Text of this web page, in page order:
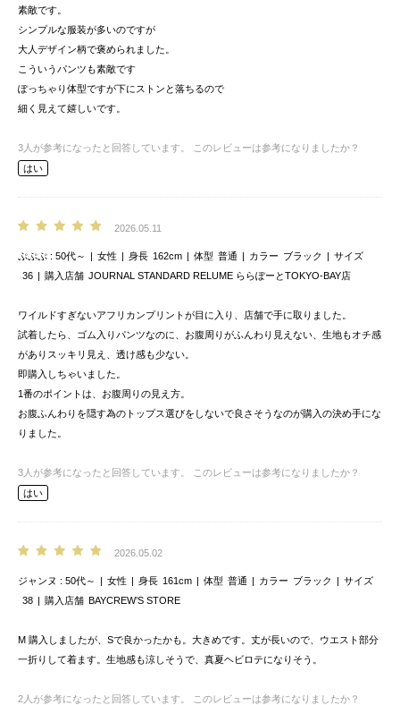
素敵です。
シンプルな服装が多いのですが
大人デザイン柄で褒められました。
こういうパンツも素敵です
ぽっちゃり体型ですが下にストンと落ちるので
細く見えて嬉しいです。
3 人が参考になったと回答しています。
このレビューは参考になりましたか？
はい
2026.05.11
ぷぷぷ 50代～ 女性 身長 162cm 体型 普通 カラー ブラック
サイズ
36
購入店舗 JOURNAL STANDARD RELUME ららぽーとTOKYO-BAY店
ワイルドすぎないアフリカンプリントが目に入り、店舗で手に取りました。
試着したら、ゴム入りパンツなのに、お腹周りがふんわり見えない、生地もオチ感
がありスッキリ見え、透け感も少ない。
即購入しちゃいました。
1番のポイントは、お腹周りの見え方。
お腹ふんわりを隠す為のトップス選びをしないで良さそうなのが購入の決め手にな
りました。
3 人が参考になったと回答しています。
このレビューは参考になりましたか？
はい
2026.05.02
ジャンヌ 50代～ 女性 身長 161cm 体型 普通 カラー ブラック
サイズ
38
購入店舗 BAYCREW’S STORE
M 購入しましたが、Sで良かったかも。大きめです。丈が長いので、ウエスト部分
一折りして着ます。生地感も涼しそうで、真夏ヘビロテになりそう。
2 人が参考になったと回答しています。
このレビューは参考になりましたか？